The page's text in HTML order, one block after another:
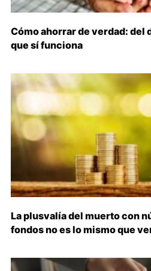
Cómo ahorrar de verdad: del
que sí funciona
La plusvalía del muerto con
fondos no es lo mismo que